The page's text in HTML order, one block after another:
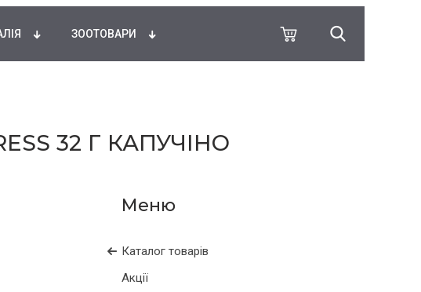
ЗООТОВАРИ
32 Г КАПУЧІНО
Каталог товарів
Акції